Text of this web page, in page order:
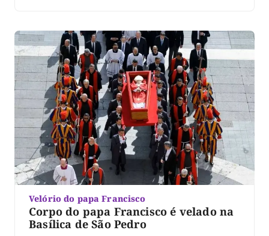
autoridades, entre eles quatro ministros e 12
parlamentares, […]
Velório do papa Francisco
Corpo do papa Francisco é velado na
Basílica de São Pedro